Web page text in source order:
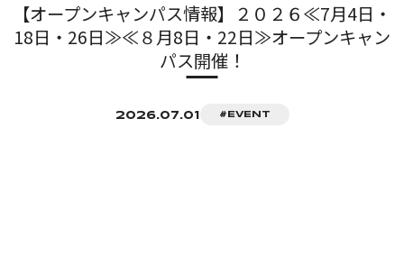
教育方針・沿革・教員紹介
コース案内
COURSE
【オープンキャンパス情報】２０２６≪7月4日・
18日・26日≫≪８月8日・22日≫オープンキャン
パス開催！
2026.07.01 #EVENT